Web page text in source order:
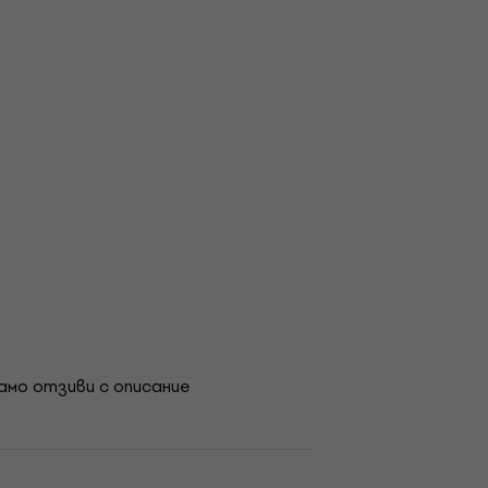
отзиви с описание